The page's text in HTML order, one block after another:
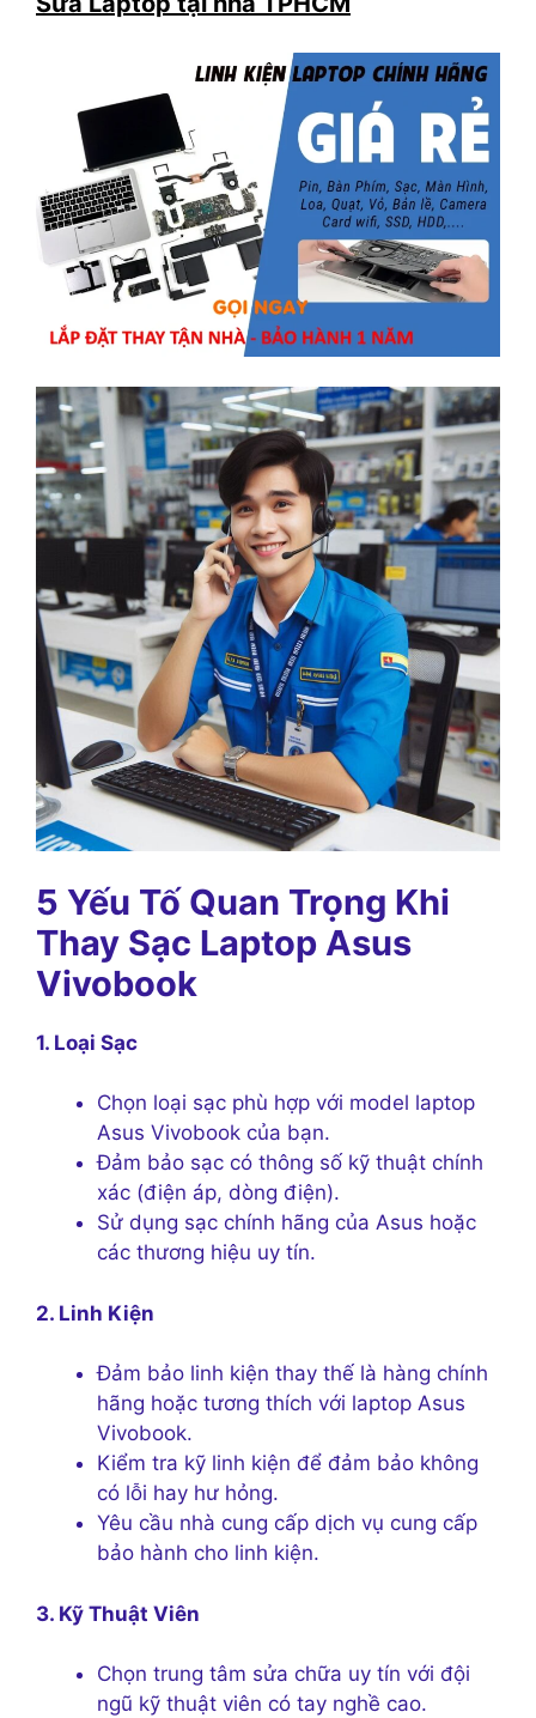
5 Yếu Tố Quan Trọng Khi
Thay Sạc Laptop Asus
Vivobook
1. Loại Sạc
Chọn loại sạc phù hợp với model laptop
Asus Vivobook của bạn.
Đảm bảo sạc có thông số kỹ thuật chính
xác (điện áp, dòng điện).
Sử dụng sạc chính hãng của Asus hoặc
các thương hiệu uy tín.
2. Linh Kiện
Đảm bảo linh kiện thay thế là hàng chính
hãng hoặc tương thích với laptop Asus
Vivobook.
Kiểm tra kỹ linh kiện để đảm bảo không
có lỗi hay hư hỏng.
Yêu cầu nhà cung cấp dịch vụ cung cấp
bảo hành cho linh kiện.
3. Kỹ Thuật Viên
Chọn trung tâm sửa chữa uy tín với đội
ngũ kỹ thuật viên có tay nghề cao.